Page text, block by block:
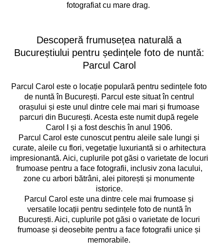
fotografiat cu mare drag.
Descoperă frumusețea naturală a
Bucureștiului pentru ședințele foto de nuntă:
Parcul Carol
Parcul Carol este o locație populară pentru sedințele foto
de nuntă în București. Parcul este situat în centrul
orașului și este unul dintre cele mai mari și frumoase
parcuri din București. Acesta este numit după regele
Carol I și a fost deschis în anul 1906.
Parcul Carol este cunoscut pentru aleile sale lungi și
curate, aleile cu flori, vegetație luxuriantă si o arhitectura
impresionantă. Aici, cuplurile pot găsi o varietate de locuri
frumoase pentru a face fotografii, inclusiv zona lacului,
zone cu arbori bătrâni, alei pitorești și monumente
istorice.
Parcul Carol este una dintre cele mai frumoase și
versatile locații pentru sedințele foto de nuntă în
București. Aici, cuplurile pot găsi o varietate de locuri
frumoase și deosebite pentru a face fotografii unice și
memorabile.